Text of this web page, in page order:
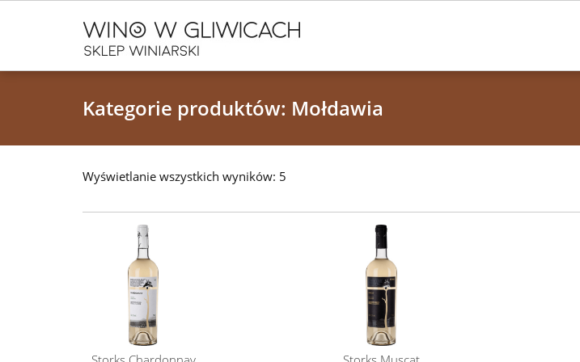
Kategorie produktów: Mołdawia
Wyświetlanie wszystkich wyników: 5